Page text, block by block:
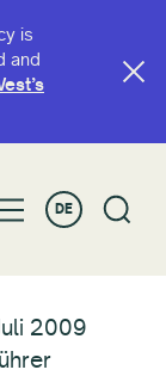
is
and
DE
2009